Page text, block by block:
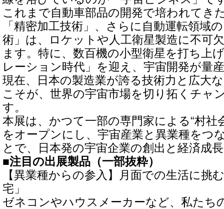
これまで自動車部品の開発で培われてき
「精密加工技術」、さらに自動運転領域
術」は、ロケットや人工衛星製造に不可
ます。特に、数百機の小型衛星を打ち上
レーション時代」を迎え、宇宙開発が量
現在、日本の製造業が誇る技術力と広大
こそが、世界の宇宙市場を切り拓くチャ
す。
本展は、かつて一部の専門家による“村社
をオープンにし、宇宙産業と異業種をつ
とで、日本発の宇宙企業の創出と経済成
■注目の出展製品（一部抜粋）
【異業種からの参入】月面での生活に挑
宅」
ゼネコンやハウスメーカーなど、私たち